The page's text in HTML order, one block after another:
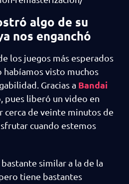
algo de su
nos enganchó
los juegos más esperados
habíamos visto muchos
Gracias a Bandai
pues liberó un video en
cerca de veinte minutos de
cuando estemos
similar a la de la
tiene bastantes